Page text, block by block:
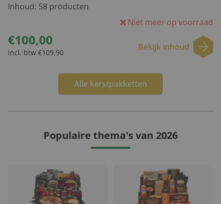
Inhoud: 58 producten
Niet meer op voorraad
€100,00
incl. btw €109,90
Bekijk inhoud
Alle kerstpakketten
Populaire thema's van 2026